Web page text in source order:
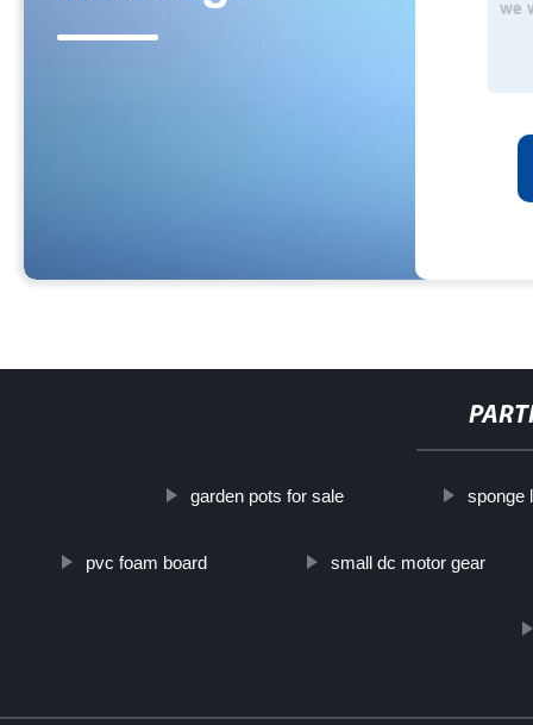
garden pots for sale sponge
pvc foam board small dc motor gear